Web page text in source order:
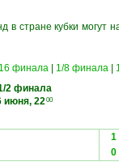
в стране кубки
финала| 1/8 финала|
2 финала
июня, 2200
1
0